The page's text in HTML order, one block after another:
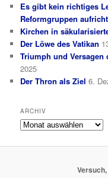
Es gibt kein richtiges
Reformgruppen
Kirchen in
Der Löwe des Vatikan
Triumph und
2025
Der Thron als Ziel 6.
ARCHIV
Archiv